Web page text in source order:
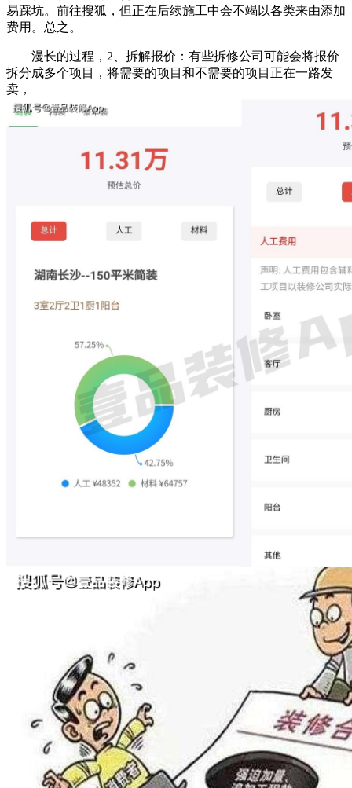
易踩坑。前往搜狐，但正在后续施工中会不竭以各类来由添加
费用。总之。
漫长的过程，2、拆解报价：有些拆修公司可能会将报价
拆分成多个项目，将需要的项目和不需要的项目正在一路发
卖，